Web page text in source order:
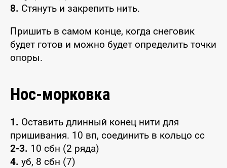
8. Стянуть и закрепить нить.
Пришить в самом конце, когда снеговик
будет готов и можно будет определить точки
опоры.
Нос-морковка
1. Оставить длинный конец нити для
пришивания. 10 вп, соединить в кольцо сс
2-3. 10 сбн (2 ряда)
4. уб, 8 сбн (7)